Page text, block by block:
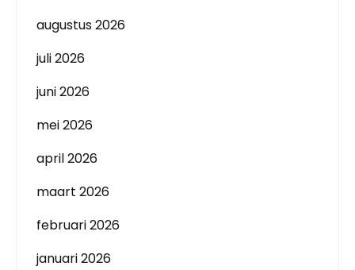
augustus 2026
juli 2026
juni 2026
mei 2026
april 2026
maart 2026
februari 2026
januari 2026